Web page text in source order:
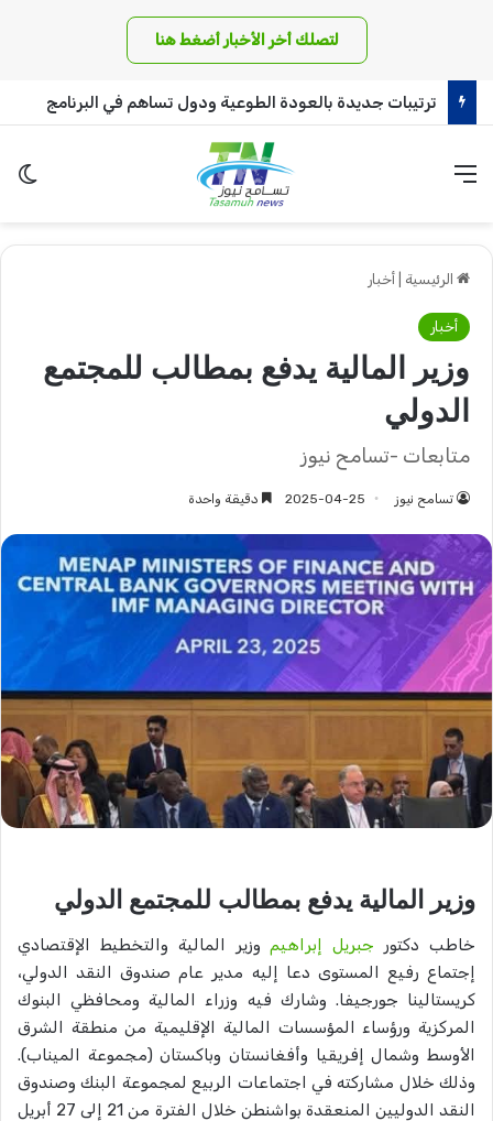
لتصلك أخر الأخبار أضغط هنا
ترتيبات جديدة بالعودة الطوعية ودول تساهم في البرنامج
القائمة
الرئيسية أخبار
أخبار
وزير المالية يدفع بمطالب للمجتمع
الدولي
متابعات -تسامح نيوز
تسامح نيوز 2025-04-25 دقيقة واحدة
وزير المالية يدفع بمطالب للمجتمع الدولي
خاطب دكتور جبريل إبراهيم وزير المالية والتخطيط الإقتصادي
إجتماع رفيع المستوى دعا إليه مدير عام صندوق النقد الدولي،
كريستالينا جورجيفا. وشارك فيه وزراء المالية ومحافظي البنوك
المركزية ورؤساء المؤسسات المالية الإقليمية من منطقة الشرق
الأوسط وشمال إفريقيا وأفغانستان وباكستان (مجموعة الميناب).
وذلك خلال مشاركته في اجتماعات الربيع لمجموعة البنك وصندوق
النقد الدوليين المنعقدة بواشنطن خلال الفترة من 21 إلى 27 أبريل